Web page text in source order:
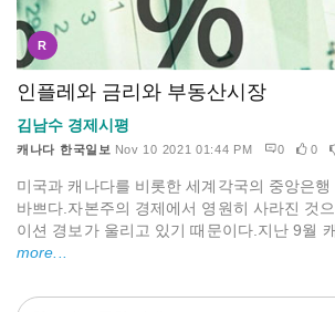
R
인플레와 금리와 부동산시장
김남수 경제시평
캐나다 한국일보 Nov 10 2021 01:44 PM 0 0
미국과 캐나다를 비롯한 세계각국의 중앙은
바쁘다.자본주의 경제에서 영원히 사라진 것
이션 경보가 울리고 있기 때문이다.지난 9월
more...